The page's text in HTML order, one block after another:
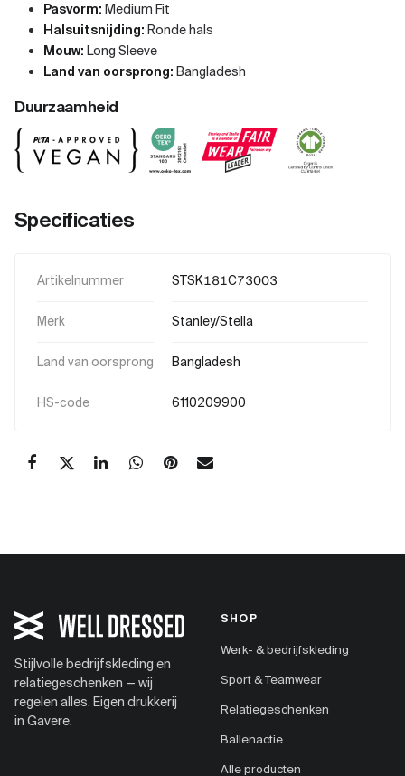
Pasvorm: Medium Fit
Halsuitsnijding: Ronde hals
Mouw: Long Sleeve
Land van oorsprong: Bangladesh
Duurzaamheid
Specificaties
Artikelnummer STSK181C73003
Merk Stanley/Stella
Land van oorsprong Bangladesh
HS-code 6110209900
Stijlvolle bedrijfskleding en
relatiegeschenken — wij
regelen alles. Eigen drukkerij
in Gavere.
SHOP
Werk- & bedrijfskleding
Sport & Teamwear
Relatiegeschenken
Ballenactie
Alle producten